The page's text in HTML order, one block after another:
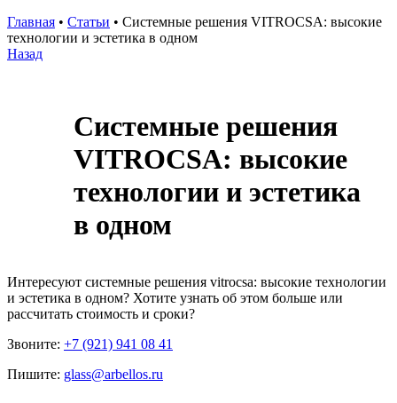
Главная • Статьи • Системные решения VITROCSA: высокие
технологии и эстетика в одном
Назад
Системные решения
VITROCSA: высокие
технологии и эстетика
в одном
Интересуют системные решения vitrocsa: высокие технологии
и эстетика в одном? Хотите узнать об этом больше или
рассчитать стоимость и сроки?
Звоните: +7 (921) 941 08 41
Пишите: glass@arbellos.ru